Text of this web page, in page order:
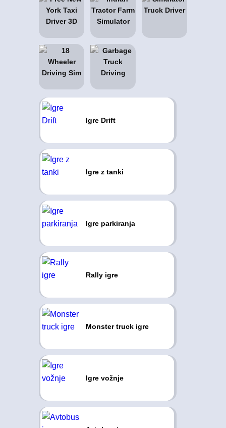
Igre Drift
Igre z tanki
Igre parkiranja
Rally igre
Monster truck igre
Igre vožnje